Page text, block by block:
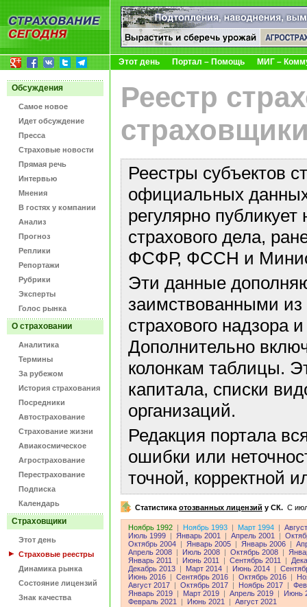
Этот день Портал – Помощь МИГ –
Обсуждения
Самое новое
Идет обсуждение
Пресса
Страховые новости
Прямая речь
Интервью
Мнения
В гостях у компании
Анализ
Прогноз
Реплики
Репортажи
Рубрики
Эксперты
Голос рынка
О страховании
Аналитика
Термины
За рубежом
История страхования
Посредники
Автострахование
Страхование жизни
Авиакосмическое
Агрострахование
Перестрахование
Подписка
Календарь
Страховщики
Этот день
Страховые реестры
Динамика рынка
Состояние лицензий
Знак качества
Реестр
Реестры субъектов
официальных данных
регулярно
страхового дела,
ФСФР, ФССН и
Эти данные
заимствованными
страхового надзора
Дополнительно
колонкам таблицы.
капитала, списки
организаций.
Редакция портала
ошибки или
точной, корректной
Статистика отозванных лицензий у СК. C
Ноябрь 1992 Ноябрь 1993 Март 1994
Июль 1999
Январь 2001 Апрель 2001
Октябрь 2004
Январь 2005 Январь 2006
Апрель 2008
Июль 2008 Октябрь 2008
Январь 2011
Июнь 2011 Сентябрь 2011
Декабрь 2013
Март 2014 Июнь 2014
Июнь 2016
Сентябрь 2016 Октябрь 2016
Август 2017
Октябрь 2017 Ноябрь 2017
Январь 2019
Март 2019 Апрель 2019
Июнь
Февраль 2021
Июнь 2021 Август 2021